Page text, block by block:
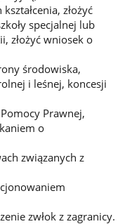
złożyć
specjalnej lub
złożyć wniosek o
środowiska,
i leśnej, koncesji
Prawnej,
o
związanych z
zwłok z zagranicy.